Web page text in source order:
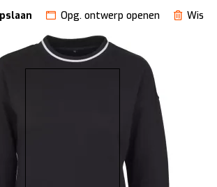
Opg. ontwerp openen Wis